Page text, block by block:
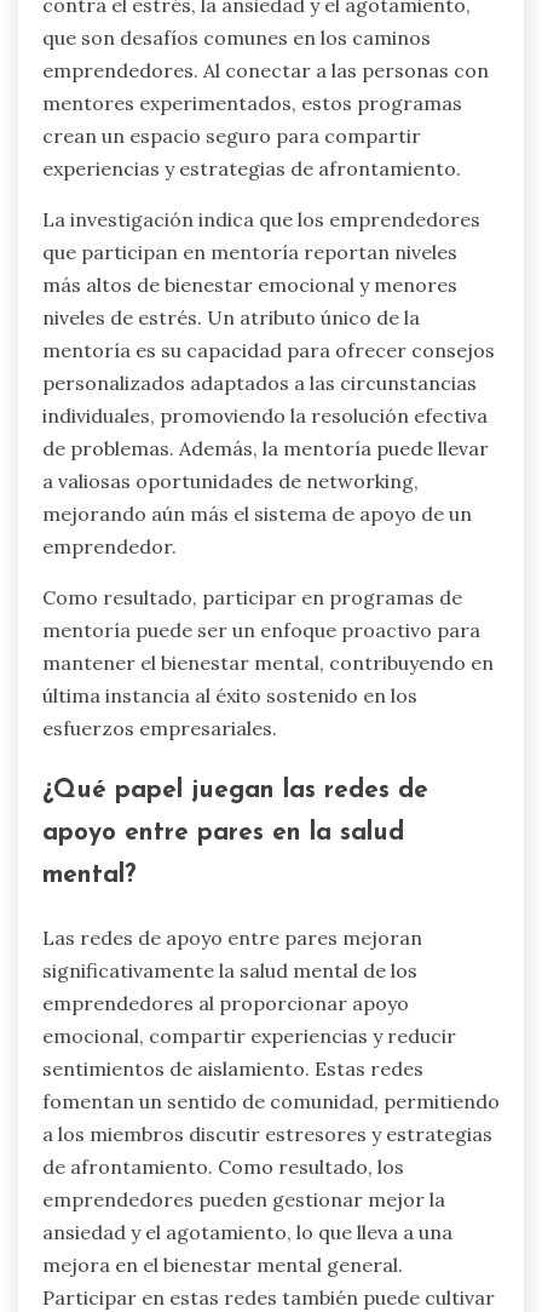
que son desafíos comunes en los caminos
emprendedores. Al conectar a las personas con
mentores experimentados, estos programas
crean un espacio seguro para compartir
experiencias y estrategias de afrontamiento.
La investigación indica que los emprendedores
que participan en mentoría reportan niveles
más altos de bienestar emocional y menores
niveles de estrés. Un atributo único de la
mentoría es su capacidad para ofrecer consejos
personalizados adaptados a las circunstancias
individuales, promoviendo la resolución efectiva
de problemas. Además, la mentoría puede llevar
a valiosas oportunidades de networking,
mejorando aún más el sistema de apoyo de un
emprendedor.
Como resultado, participar en programas de
mentoría puede ser un enfoque proactivo para
mantener el bienestar mental, contribuyendo en
última instancia al éxito sostenido en los
esfuerzos empresariales.
¿Qué papel juegan las redes de
apoyo entre pares en la salud
mental?
Las redes de apoyo entre pares mejoran
significativamente la salud mental de los
emprendedores al proporcionar apoyo
emocional, compartir experiencias y reducir
sentimientos de aislamiento. Estas redes
fomentan un sentido de comunidad, permitiendo
a los miembros discutir estresores y estrategias
de afrontamiento. Como resultado, los
emprendedores pueden gestionar mejor la
ansiedad y el agotamiento, lo que lleva a una
mejora en el bienestar mental general.
Participar en estas redes también puede cultivar